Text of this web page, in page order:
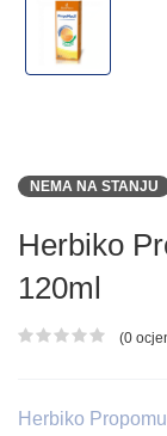
NEMA NA STANJU
Herbiko
120ml
Ocjena proizvoda
(0
Herbiko